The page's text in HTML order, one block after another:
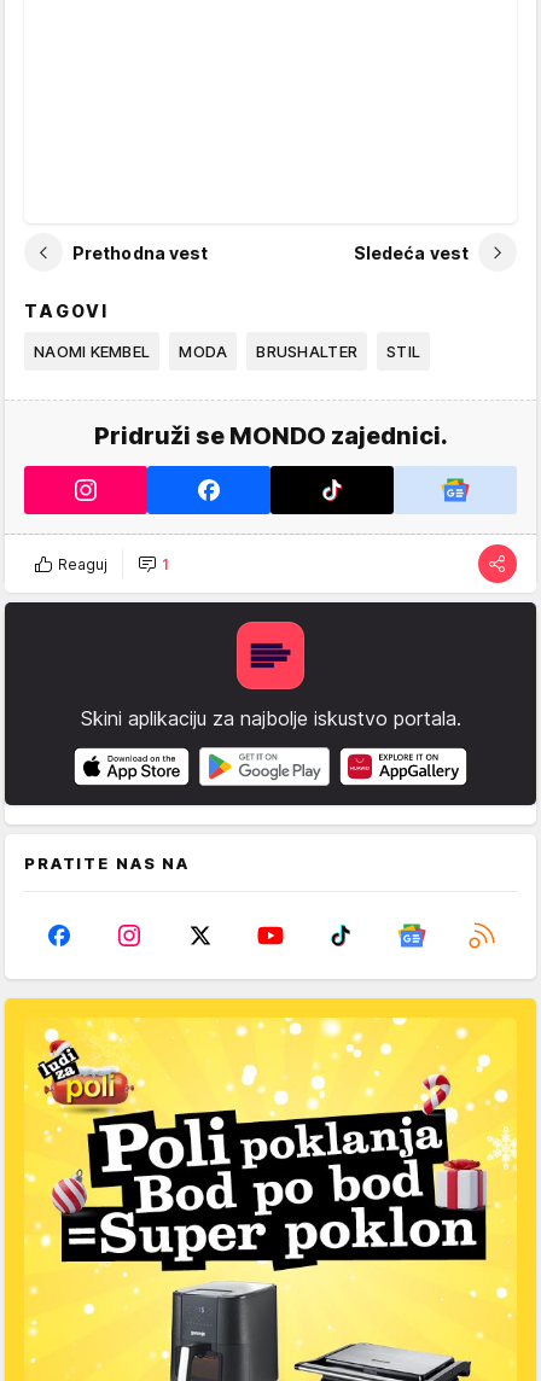
Prethodna vest Sledeća vest
TAGOVI
NAOMI KEMBEL MODA BRUSHALTER STIL
Pridruži se MONDO zajednici.
Reaguj 1
Skini aplikaciju za najbolje iskustvo portala.
PRATITE NAS NA